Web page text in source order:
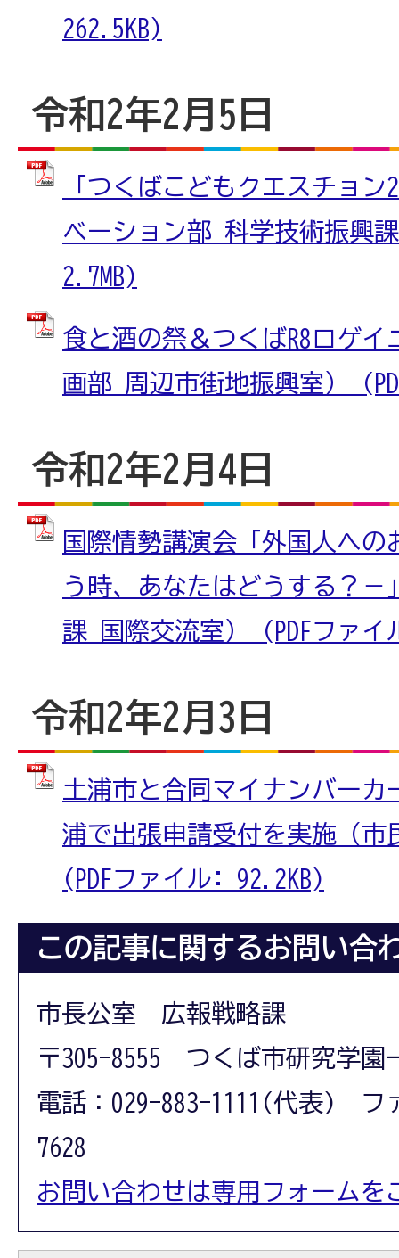
262.5KB)
令和2年2月5日
「つくばこどもクエスチョ
ベーション部 科学技術振興
2.7MB)
食と酒の祭＆つくばR8ロゲ
画部 周辺市街地振興室）
令和2年2月4日
国際情勢講演会「外国人への
う時、あなたはどうする？
課 国際交流室） (PDFファイ
令和2年2月3日
土浦市と合同マイナンバー
浦で出張申請受付を実施（
(PDFファイル: 92.2KB)
この記事に関するお問い合
市長公室 広報戦略課
〒305-8555 つくば市研究学園
電話：029-883-1111(代表) フ
7628
お問い合わせは専用フォームを